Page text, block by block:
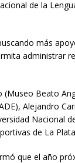
de la
más
administrar
(Museo Beato
Alejandro
Nacional
de La
que el año